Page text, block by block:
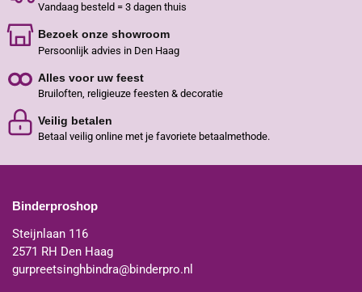
Vandaag besteld = 3 dagen thuis
Bezoek onze showroom
Persoonlijk advies in Den Haag
Alles voor uw feest
Bruiloften, religieuze feesten & decoratie
Veilig betalen
Betaal veilig online met je favoriete betaalmethode.
Binderproshop
Steijnlaan 116
2571 RH Den Haag
gurpreetsinghbindra@binderpro.nl